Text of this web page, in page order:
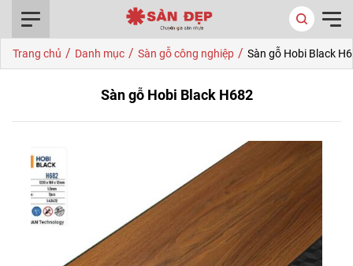
Trang chủ / Danh mục / Sàn gỗ công nghiệp / Sàn gỗ Hobi Black
Sàn gỗ Hobi Black H682